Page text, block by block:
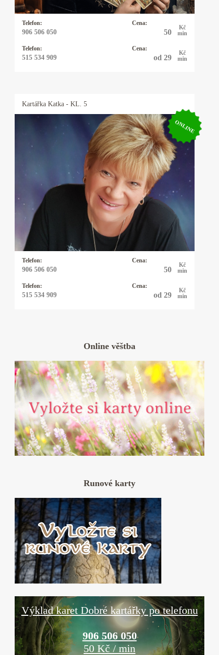
Telefon:
906 506 050
Cena:
50
Kč
min
Telefon:
515 534 909
Cena:
od 29
Kč
min
mi karty ukazují a moc se s tím nemažu.
Kartářka Katka - KL. 5
ONLINE
Telefon:
906 506 050
Cena:
50
Kč
min
Telefon:
515 534 909
Cena:
od 29
Kč
min
Kartářka Katka
25 let praxe s výkladem z cikánských a
andělských karet. Pomohu Vám s rozhodnutím
v lásce, práci, financemi a ve všem, na co se mě
zeptá. Někdy přiberu i kyvadlo.
Online věštba
Runové karty
Výklad karet Dobré kartářky po telefonu
906 506 050
50 Kč / min